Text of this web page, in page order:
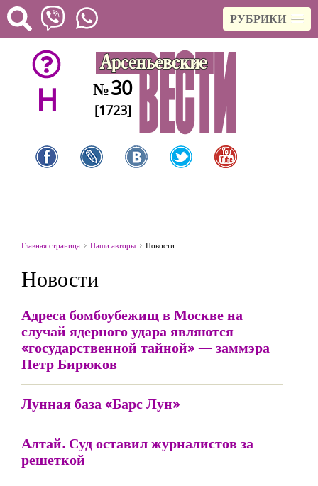
РУБРИКИ
H №30
[1723]
Главная страница Наши авторы Новости
Новости
Адреса бомбоубежищ в Москве на
случай ядерного удара являются
«государственной тайной» — заммэра
Петр Бирюков
Лунная база «Барс Лун»
Алтай. Суд оставил журналистов за
решеткой